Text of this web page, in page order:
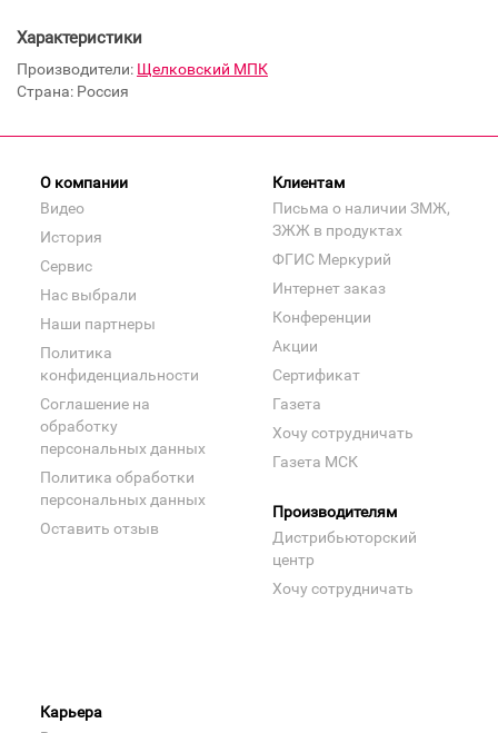
Характеристики
Производители: Щелковский МПК
Страна: Россия
О компании
Видео
История
Сервис
Нас выбрали
Наши партнеры
Политика
конфиденциальности
Соглашение на
обработку
персональных данных
Политика обработки
персональных данных
Оставить отзыв
Клиентам
Письма о наличии ЗМЖ,
ЗЖЖ в продуктах
ФГИС Меркурий
Интернет заказ
Конференции
Акции
Сертификат
Газета
Хочу сотрудничать
Газета МСК
Производителям
Дистрибьюторский
центр
Хочу сотрудничать
Карьера